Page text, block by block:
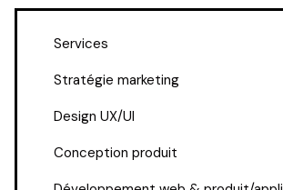
Services
Stratégie marketing
Design UX/UI
Conception produit